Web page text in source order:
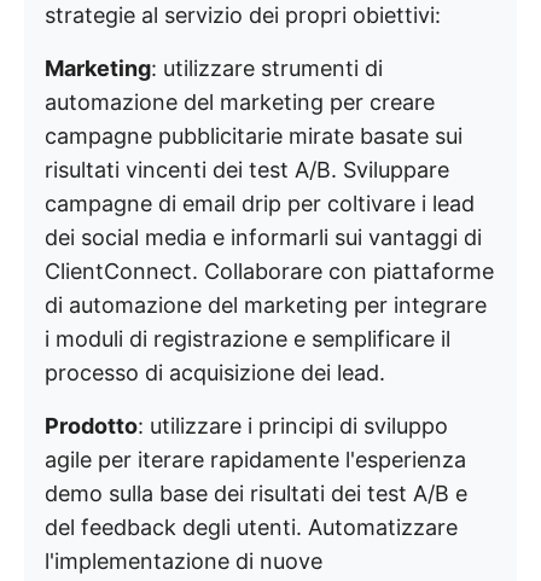
strategie al servizio dei propri obiettivi:
Marketing: utilizzare strumenti di
automazione del marketing per creare
campagne pubblicitarie mirate basate sui
risultati vincenti dei test A/B. Sviluppare
campagne di email drip per coltivare i lead
dei social media e informarli sui vantaggi di
ClientConnect. Collaborare con piattaforme
di automazione del marketing per integrare
i moduli di registrazione e semplificare il
processo di acquisizione dei lead.
Prodotto: utilizzare i principi di sviluppo
agile per iterare rapidamente l'esperienza
demo sulla base dei risultati dei test A/B e
del feedback degli utenti. Automatizzare
l'implementazione di nuove